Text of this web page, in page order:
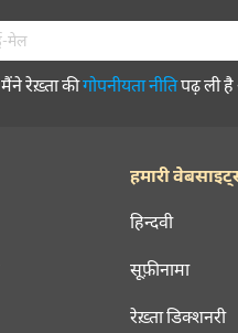
मैंने रेख़्ता कीगोपनीयता नीतिपढ़ ली
हमारी
हिन्दवी
सूफ़ीनामा
रेख़्ता डिक्शनरी